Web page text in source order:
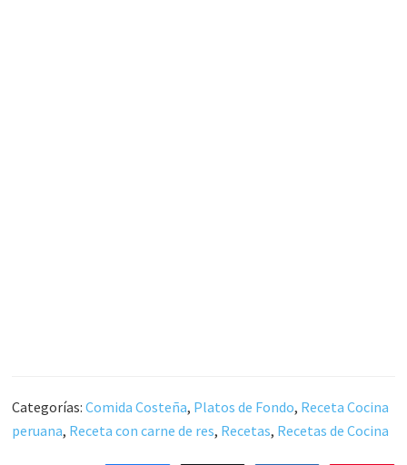
Categorías:Comida Costeña, Platos de Fondo, Receta Cocina
peruana, Receta con carne de res, Recetas, Recetas de Cocina